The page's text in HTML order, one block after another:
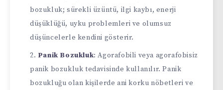
bozukluk; sürekli üzüntü, ilgi kaybı, enerji
düşüklüğü, uyku problemleri ve olumsuz
düşüncelerle kendini gösterir.
Panik Bozukluk: Agorafobili veya agorafobisiz
panik bozukluk tedavisinde kullanılır. Panik
bozukluğu olan kişilerde ani korku nöbetleri ve